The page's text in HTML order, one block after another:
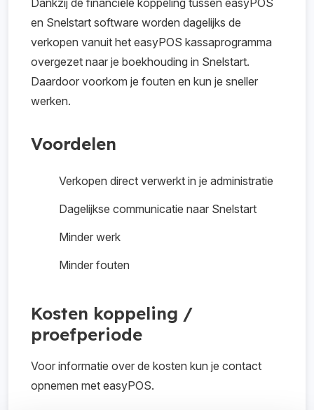
Dankzij de financiële koppeling tussen easyPOS
en Snelstart software worden dagelijks de
verkopen vanuit het easyPOS kassaprogramma
overgezet naar je boekhouding in Snelstart.
Daardoor voorkom je fouten en kun je sneller
werken.
Voordelen
Verkopen direct verwerkt in je administratie
Dagelijkse communicatie naar Snelstart
Minder werk
Minder fouten
Kosten koppeling /
proefperiode
Voor informatie over de kosten kun je contact
opnemen met easyPOS.